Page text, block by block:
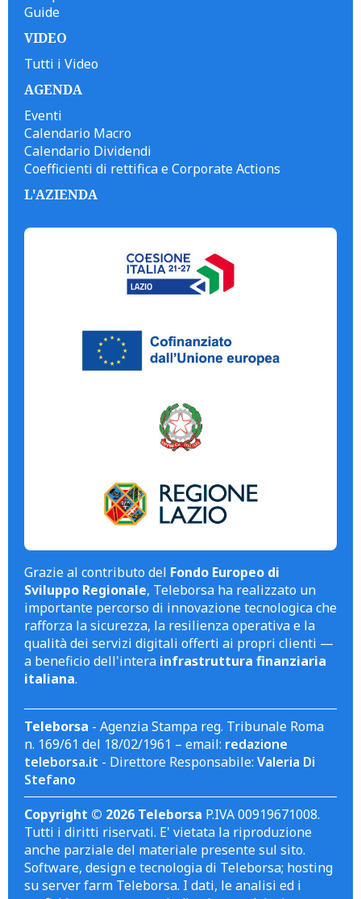
Guide
VIDEO
Tutti i Video
AGENDA
Eventi
Calendario Macro
Calendario Dividendi
Coefficienti di rettifica e Corporate Actions
L'AZIENDA
Grazie al contributo del Fondo Europeo di
Sviluppo Regionale, Teleborsa ha realizzato un
importante percorso di innovazione tecnologica che
rafforza la sicurezza, la resilienza operativa e la
qualità dei servizi digitali offerti ai propri clienti —
a beneficio dell'intera infrastruttura finanziaria
italiana.
Teleborsa - Agenzia Stampa reg. Tribunale Roma
n. 169/61 del 18/02/1961 – email: redazione
teleborsa.it - Direttore Responsabile: Valeria Di
Stefano
Copyright © 2026 Teleborsa P.IVA 00919671008.
Tutti i diritti riservati. E' vietata la riproduzione
anche parziale del materiale presente sul sito.
Software, design e tecnologia di Teleborsa; hosting
su server farm Teleborsa. I dati, le analisi ed i